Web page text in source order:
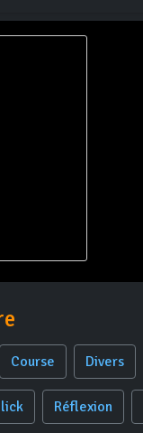
Course Divers
Réflexion